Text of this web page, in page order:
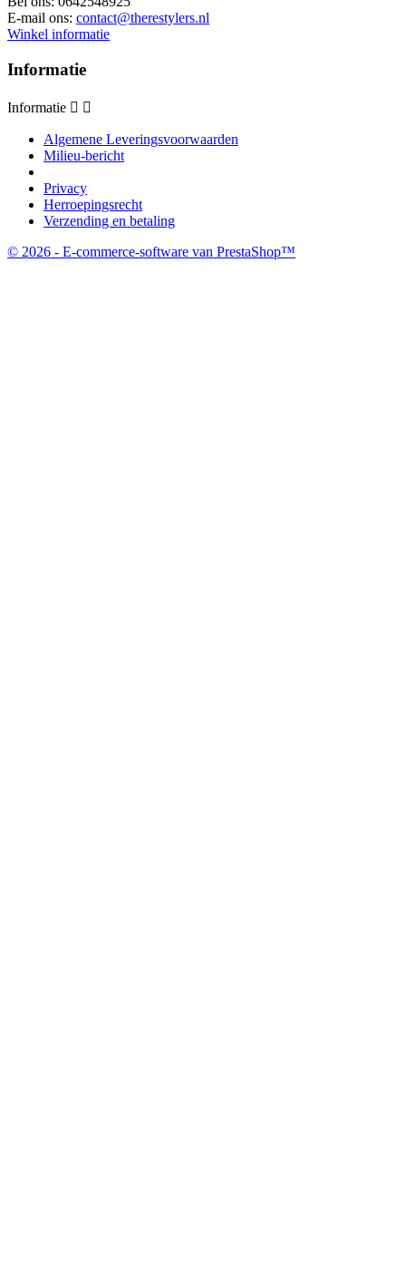
E-mail ons: contact@therestylers.nl
Winkel informatie
Informatie
Informatie  
Algemene Leveringsvoorwaarden
Milieu-bericht
Privacy
Herroepingsrecht
Verzending en betaling
© 2026 - E-commerce-software van PrestaShop™